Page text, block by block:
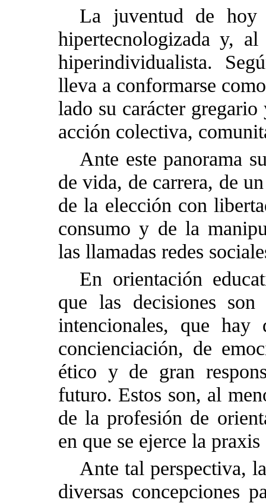
La juventud de hoy
hipertecnologizada y,
hiperindividualista.
lleva a conformarse
lado su carácter
acción colectiva,
Ante este panorama
de vida, de carrera, de
de la elección con
consumo y de la
las llamadas redes
En orientación
que las decisiones
intencionales, que hay
concienciación, de
ético y de gran
futuro. Estos son, al
de la profesión de
en que se ejerce la
Ante tal perspectiva,
diversas concepciones